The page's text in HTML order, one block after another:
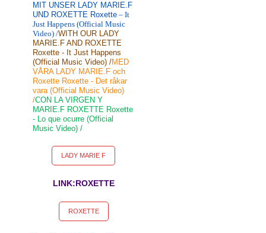
MIT UNSER LADY MARIE.F
UND ROXETTE Roxette – It
Just Happens (Official Music
Video) /WITH OUR LADY
MARIE.F AND ROXETTE
Roxette - It Just Happens
(Official Music Video) /MED
VÅRA LADY MARIE.F och
Roxette Roxette - Det råkar
vara (Official Music Video)
/CON LA VIRGEN Y
MARIE.F ROXETTE Roxette
- Lo que ocurre (Official
Music Video) /
LADY MARIE F
LINK:ROXETTE
ROXETTE